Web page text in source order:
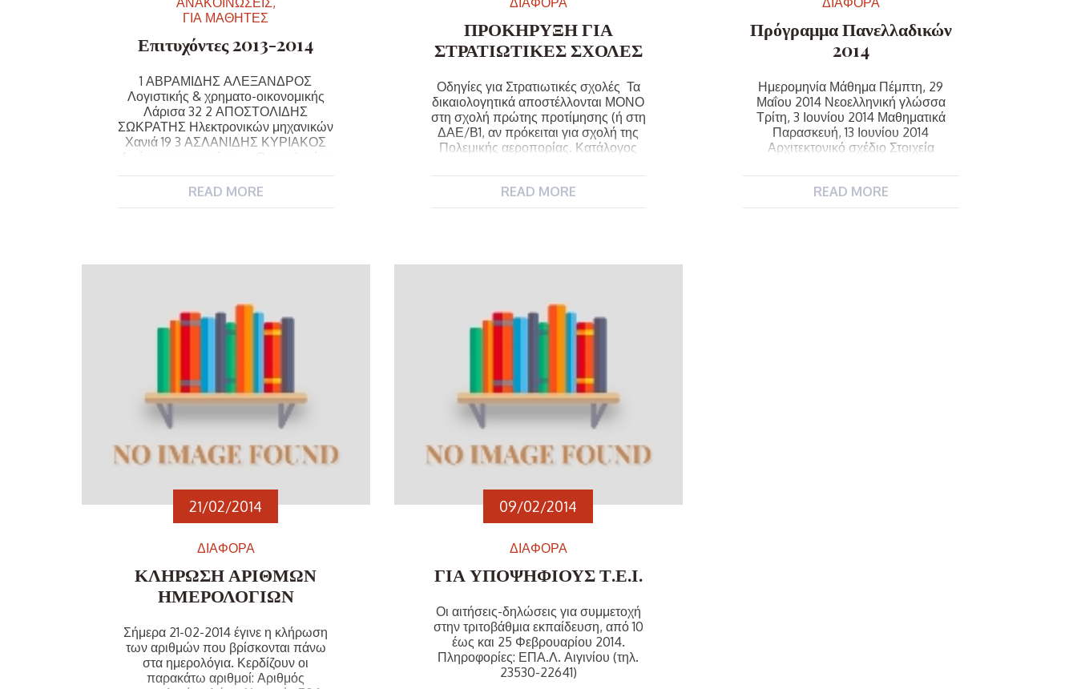
ΑΝΑΚΟΙΝΩΣΕΙΣ
ΓΙΑ ΜΑΘΗΤΕΣ
Επιτυχόντες 2013-2014
1 ΑΒΡΑΜΙΔΗΣ ΑΛΕΞΑΝΔΡΟΣ
Λογιστικής & χρηματο-οικονομικής
Λάρισα 32 2 ΑΠΟΣΤΟΛΙΔΗΣ
ΣΩΚΡΑΤΗΣ Ηλεκτρονικών μηχανικών
Χανιά 19 3 ΑΣΛΑΝΙΔΗΣ ΚΥΡΙΑΚΟΣ
Διοίκηση επιχειρήσεων Θεσσαλονίκη
Νοσηλευτική Θεσσαλονίκη 15 5
ΕΜΜΑΝΟΥΗΛ Διοίκηση
Μηχανικών φυσικών πόρων […]
READ MORE
ΔΙΑΦΟΡΑ
ΠΡΟΚΗΡΥΞΗ ΓΙΑ
ΣΤΡΑΤΙΩΤΙΚΕΣ ΣΧΟΛΕΣ
Οδηγίες για Στρατιωτικές σχολές Τα
δικαιολογητικά αποστέλλονται ΜΟΝΟ
στη σχολή πρώτης προτίμησης (ή στη
ΔΑΕ/Β1, αν πρόκειται για σχολή της
Πολεμικής αεροπορίας. Κατάλογος
Β1), ΑΒ Δεκέλειας, Αχαρναί Αττικής
38635, 24310-38637, 24310-39632.
READ MORE
ΔΙΑΦΟΡΑ
Πρόγραμμα Πανελλαδικών
2014
Ημερομηνία Μάθημα Πέμπτη, 29
Μαΐου 2014 Νεοελληνική γλώσσα
Τρίτη, 3 Ιουνίου 2014 Μαθηματικά
Παρασκευή, 13 Ιουνίου 2014
Αρχιτεκτονικό σχέδιο Στοιχεία
Βοηθητικά μηχανήματα ΙΙ Σάββατο, 14
READ MORE
21/02/2014
ΔΙΑΦΟΡΑ
ΚΛΗΡΩΣΗ ΑΡΙΘΜΩΝ
ΗΜΕΡΟΛΟΓΙΩΝ
Σήμερα 21-02-2014 έγινε η κλήρωση
των αριθμών που βρίσκονται πάνω
στα ημερολόγια. Κερδίζουν οι
παρακάτω αριθμοί: Αριθμός
09/02/2014
ΔΙΑΦΟΡΑ
ΓΙΑ ΥΠΟΨΗΦΙΟΥΣ Τ.Ε.Ι.
Οι αιτήσεις-δηλώσεις για συμμετοχή
στην τριτοβάθμια εκπαίδευση, από 10
έως και 25 Φεβρουαρίου 2014.
Πληροφορίες: ΕΠΑ.Λ. Αιγινίου (τηλ.
23530-22641)